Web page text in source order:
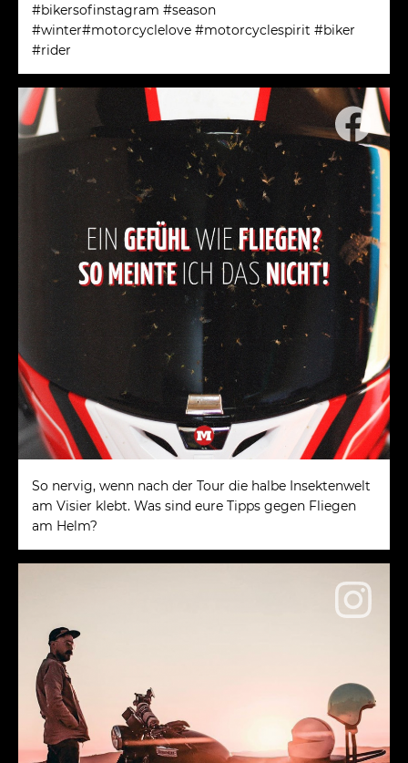
#bikersofinstagram #season
#winter#motorcyclelove #motorcyclespirit #biker
#rider
So nervig, wenn nach der Tour die halbe Insektenwelt
am Visier klebt. Was sind eure Tipps gegen Fliegen
am Helm?